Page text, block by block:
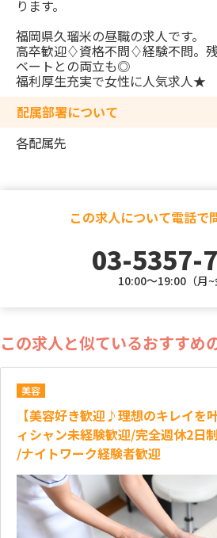
ります。
福岡県久瑠米の昼職の求人です。
高卒歓迎♢資格不問♢経験不問。
ベートとの両立も◎
福利厚生充実で女性に人気求人★
配属部署について
各配属先
この求人について電話で
03-5357-
10:00～19:00（月~
この求人と似ているおすすめ
美容
【美容好き歓迎♪理想のキレイを
ィシャン未経験歓迎/完全週休2日
/ナイトワーク経験者歓迎